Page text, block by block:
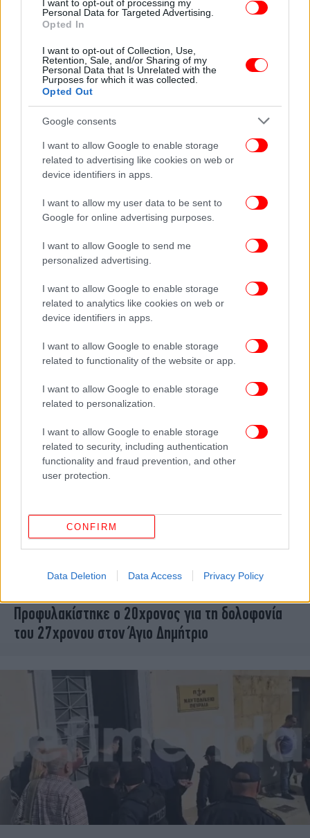
I want to opt-out of processing my
Personal Data for Targeted Advertising.
Opted In
I want to opt-out of Collection, Use,
Retention, Sale, and/or Sharing of my
Personal Data that Is Unrelated with the
Purposes for which it was collected.
Opted Out
Google consents
I want to allow Google to enable storage
related to advertising like cookies on web or
device identifiers in apps.
I want to allow my user data to be sent to
Google for online advertising purposes.
I want to allow Google to send me
personalized advertising.
I want to allow Google to enable storage
related to analytics like cookies on web or
device identifiers in apps.
I want to allow Google to enable storage
related to functionality of the website or app.
I want to allow Google to enable storage
related to personalization.
I want to allow Google to enable storage
related to security, including authentication
functionality and fraud prevention, and other
user protection.
CONFIRM
Data Deletion Data Access Privacy Policy
ΕΛΛΑΔΑ 16/05/2026 20:11
Συνελήφθη 68χρονη στον Άγιο Δημήτριο για
απάτη με εικονικό οικόπεδο, πήρε από το θύμα
της πάνω από 270.000 ευρώ
ΕΛΛΑΔΑ 03/05/2026 11:38
Άγιος Δημήτριος: Χειροπέδες σε 30χρονο
Γεωργιανό -Πυροβολούσε στον αέρα, είχε
σουγιά και τέιζερ στο σπίτι
Προφυλακίστηκε ο 20χρονος για τη δολοφονία
του 27χρονου στον Άγιο Δημήτριο